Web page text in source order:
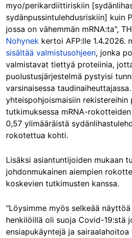
myo/perikardiittiriskiin
sydänpussintulehdusriskiin] kuin
jossa on vähemmän mRNA:ta",
Nohynek kertoi AFP:lle 1.4.2026.
sisältää valmistusohjeen, jonka
valmistavat tiettyä proteiinia,
puolustusjärjestelmä pystyisi
varsinaisessa
yhteispohjoismaisiin rekistereihin
tutkimuksessa mRNA-
0,57 ylimääräistä
rokotettua kohti.
Lisäksi asiantuntijoiden mukaan
johdonmukainen aiempien
koskevien tutkimusten kanssa.
"Löysimme myös selkeää
henkilöillä oli suoja Covid-19:stä
ensiapukäyntejä ja sairaalahoitoa